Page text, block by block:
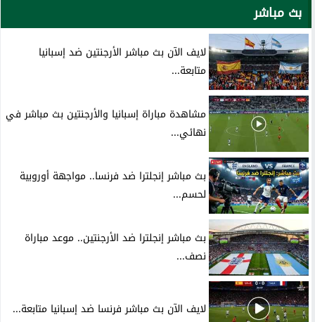
بث مباشر
لايف الآن بث مباشر الأرجنتين ضد إسبانيا
متابعة...
مشاهدة مباراة إسبانيا والأرجنتين بث مباشر في
نهائي...
بث مباشر إنجلترا ضد فرنسا.. مواجهة أوروبية
لحسم...
بث مباشر إنجلترا ضد الأرجنتين.. موعد مباراة
نصف...
لايف الآن بث مباشر فرنسا ضد إسبانيا متابعة...